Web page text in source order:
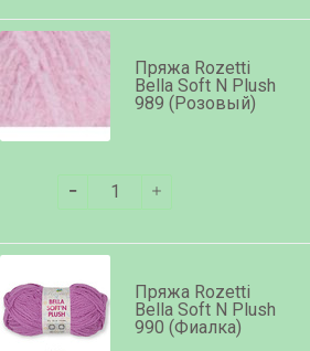
Пряжа Rozetti
Bella Soft N Plush
989 (Розовый)
Пряжа Rozetti
Bella Soft N Plush
990 (Фиалка)